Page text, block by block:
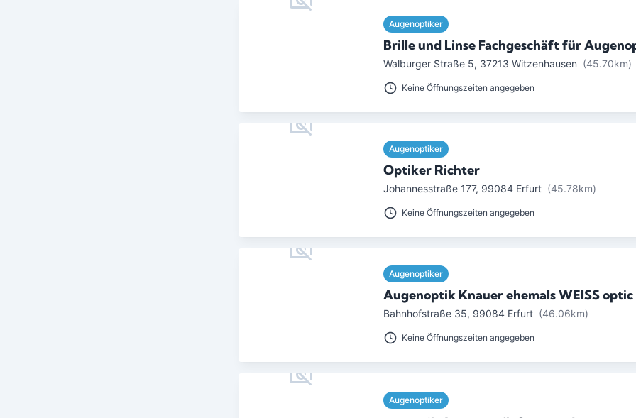
Augenoptiker
Brille und Linse Fachgeschäft für
Walburger Straße 5, 37213 Witzenhausen (45.70km)
Keine Öffnungszeiten angegeben
Augenoptiker
Optiker Richter
Johannesstraße 177, 99084 Erfurt (45.78km)
Keine Öffnungszeiten angegeben
Augenoptiker
Augenoptik Knauer ehemals WEISS
Bahnhofstraße 35, 99084 Erfurt (46.06km)
Keine Öffnungszeiten angegeben
Augenoptiker